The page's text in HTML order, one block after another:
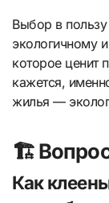
Выбор в
экологичному
которое ценит
кажется,
жилья —
🏗️
Как